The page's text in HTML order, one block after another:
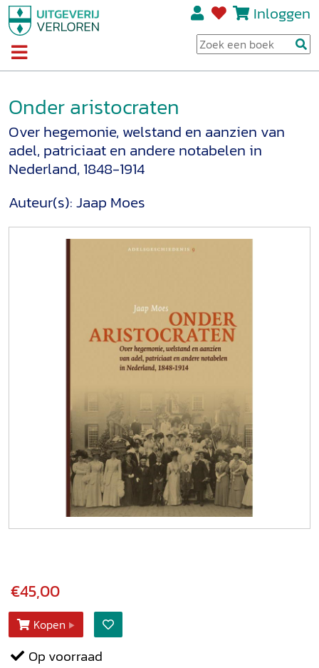
Inloggen
Onder aristocraten
Over hegemonie, welstand en aanzien van
adel, patriciaat en andere notabelen in
Nederland, 1848-1914
Auteur(s):Jaap Moes
€45,00
Kopen
Op voorraad